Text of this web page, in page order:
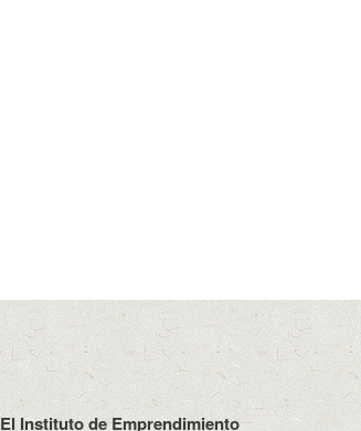
El Instituto de Emprendimiento